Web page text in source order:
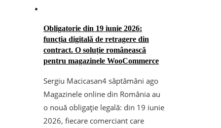
Obligatorie din 19 iunie 2026:
funcția digitală de retragere din
contract. O soluție românească
pentru magazinele WooCommerce
Sergiu Macicasan4 săptămâni ago
Magazinele online din România au
o nouă obligație legală: din 19 iunie
2026, fiecare comerciant care